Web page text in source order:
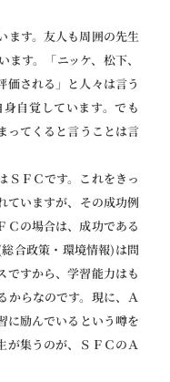
ます。友人も周囲の先生
す。「ニッケ、松下、
価される」と人々は言う
自覚しています。でも
ってくると言うことは言
ＦＣです。これをきっ
ていますが、その成功例
Ｃの場合は、成功である
合政策・環境情報)は問
ですから、学習能力はも
からなのです。現に、Ａ
に励んでいるという噂を
が集うのが、ＳＦＣのＡ